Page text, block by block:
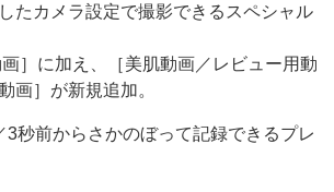
たカメラ設定で撮影できるスペシャル
］に加え、［美肌動画／レビュー用動
画］が新規追加。
3秒前からさかのぼって記録できるプレ